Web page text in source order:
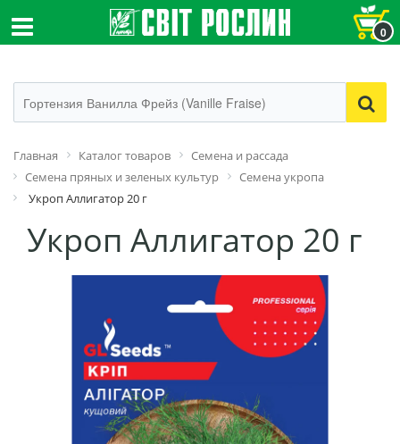
0
Главная Каталог товаров
Семена и рассада
Семена пряных и зеленых культур
Семена укропа
Укроп Аллигатор 20 г
Укроп Аллигатор 20 г